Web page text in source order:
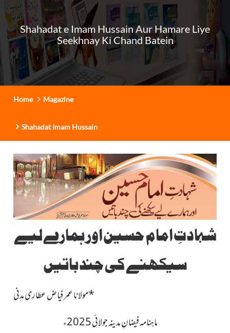
Shahadat e Imam Hussain Aur Hamare Liye
Seekhnay Ki Chand Batein
Home Magazine
Shahadat Imam Hussain
شہادتِ امام حسین اور ہمارے لیے
سیکھنے کی چند باتیں
*مولانا عمر فیاض عطاری مدنی
ماہنامہ فیضانِ مدینہ جولائی 2025ء